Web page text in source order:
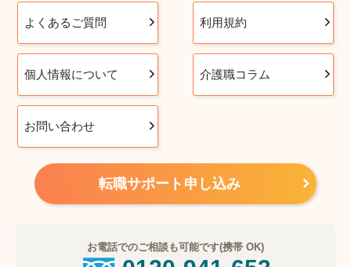
よくあるご質問 利用規約
個人情報について 介護職コラム
お問い合わせ
転職サポート申し込み
お電話でのご相談も可能です(携帯 OK)